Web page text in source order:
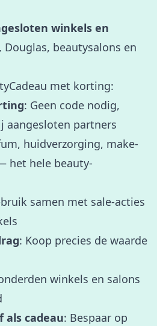
winkels en
Douglas, beautysalons en
met korting:
: Geen code nodig,
aangesloten partners
huidverzorging, make-
het hele beauty-
samen met sale-acties
: Koop precies de waarde
winkels en salons
als cadeau: Bespaar op